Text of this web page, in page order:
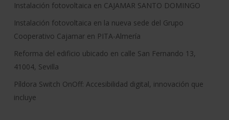
Instalación fotovoltaica en CAJAMAR SANTO DOMINGO
Instalación fotovoltaica en la nueva sede del Grupo
Cooperativo Cajamar en PITA-Almería
Reforma del edificio ubicado en calle San Fernando 13,
41004, Sevilla
Píldora Switch OnOff: Accesibilidad digital, innovación que
incluye